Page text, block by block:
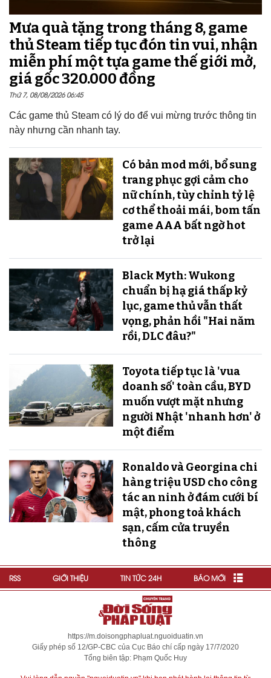
Mưa quà tặng trong tháng 8, game
thủ Steam tiếp tục đón tin vui, nhận
miễn phí một tựa game thế giới mở,
giá gốc 320.000 đồng
Thứ 7, 08/08/2026 06:45
Các game thủ Steam có lý do để vui mừng trước thông tin
này nhưng cần nhanh tay.
Có bản mod mới, bổ sung
trang phục gợi cảm cho
nữ chính, tùy chỉnh tỷ lệ
cơ thể thoải mái, bom tấn
game AAA bất ngờ hot
trở lại
Black Myth: Wukong
chuẩn bị hạ giá thấp kỷ
lục, game thủ vẫn thất
vọng, phản hồi "Hai năm
rồi, DLC đâu?"
Toyota tiếp tục là 'vua
doanh số' toàn cầu, BYD
muốn vượt mặt nhưng
người Nhật 'nhanh hơn' ở
một điểm
Ronaldo và Georgina chi
hàng triệu USD cho công
tác an ninh ở đám cưới bí
mật, phong toả khách
sạn, cấm cửa truyền
thông
RSS GIỚI THIỆU TIN TỨC 24H BÁO MỚI
https://m.doisongphapluat.nguoiduatin.vn
Giấy phép số 12/GP-CBC của Cục Báo chí cấp ngày 17/7/2020
Tổng biên tập: Phạm Quốc Huy